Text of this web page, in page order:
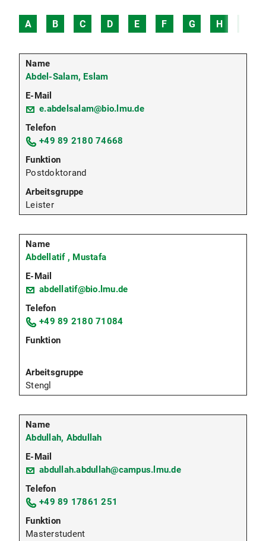
A B C D E F G H
Abdel-Salam, Eslam
e.abdelsalam@bio.lmu.de
+49 89 2180 74668
Postdoktorand
Leister
Abdellatif , Mustafa
abdellatif@bio.lmu.de
+49 89 2180 71084
Stengl
Abdullah, Abdullah
abdullah.abdullah@campus.lmu.de
+49 89 17861 251
Masterstudent